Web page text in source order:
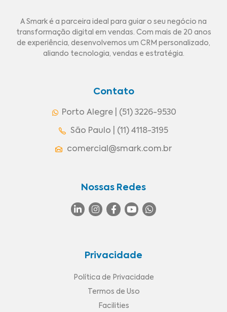
A Smark é a parceira ideal para guiar o seu negócio na
transformação digital em vendas. Com mais de 20 anos
de experiência, desenvolvemos um CRM personalizado,
aliando tecnologia, vendas e estratégia.
Contato
Porto Alegre | (51) 3226-9530
São Paulo | (11) 4118-3195
comercial@smark.com.br
Nossas Redes
Privacidade
Política de Privacidade
Termos de Uso
Facilities